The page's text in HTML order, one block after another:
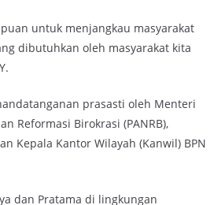
untuk menjangkau masyarakat
dibutuhkan oleh masyarakat kita
prasasti oleh Menteri
Reformasi Birokrasi (PANRB),
Kepala Kantor Wilayah (Kanwil) BPN
dan Pratama di lingkungan